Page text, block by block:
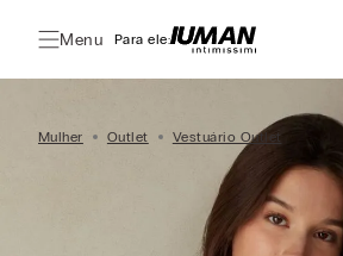
Menu Para ele:
Mulher Outlet Vestuário Outlet